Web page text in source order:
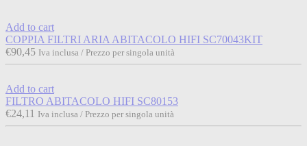
Add to cart
COPPIA FILTRI ARIA ABITACOLO HIFI SC70043KIT
€90,45 Iva inclusa / Prezzo per singola unità
Add to cart
FILTRO ABITACOLO HIFI SC80153
€24,11 Iva inclusa / Prezzo per singola unità